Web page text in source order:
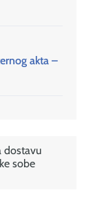
akta –
dostavu
sobe